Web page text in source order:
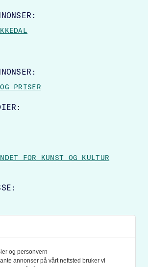
PRISER
FOR KUNST OG KULTUR
GRØNLAND
og personvern
annonser på vårt nettsted bruker vi